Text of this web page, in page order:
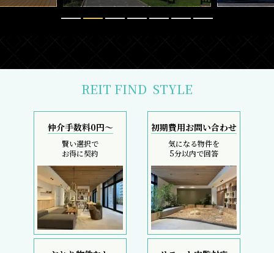
REIT FIND STYLE
仲介手数料0円～
賢い選択で
お得に契約
初期費用お問い合わせ
気になる物件を
5分以内で回答